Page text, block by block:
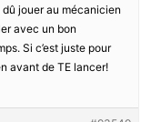
dû jouer au mécanicien
avec un bon
Si c’est juste pour
avant de TE lancer!